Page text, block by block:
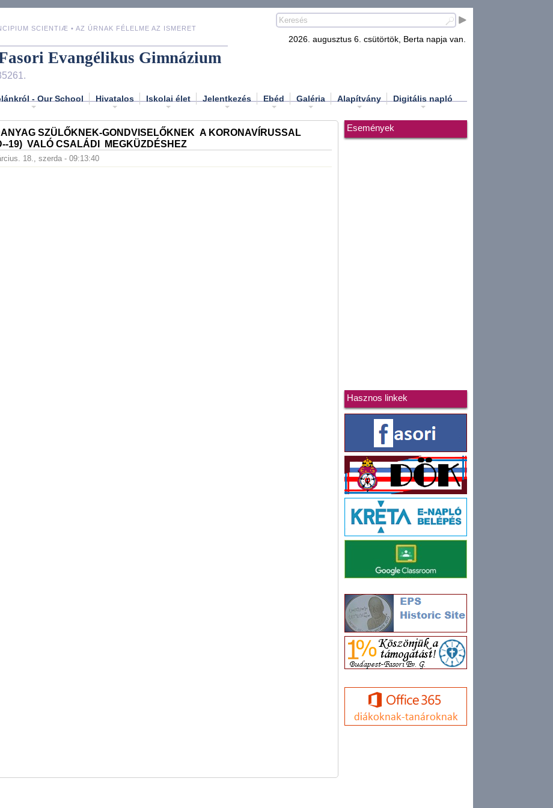
SCIENTIÆ • AZ ÚRNAK FÉLELME AZ ISMERET
Evangélikus Gimnázium
2026. augusztus 6. csütörtök, Berta napja van.
- Our School Hivatalos Iskolai élet Jelentkezés Ebéd Galéria Alapítvány Digitális napló
SZÜLŐKNEK-GONDVISELŐKNEK A KORONAVÍRUSSAL
­‐19) VALÓ CSALÁDI MEGKÜZDÉSHEZ
18., szerda - 09:13:40
Események
Hasznos linkek